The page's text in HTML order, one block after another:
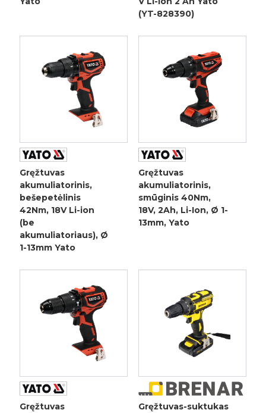
(YT-828390)
Gręžtuvas
akumuliatorinis,
bešepetėlinis
42Nm, 18V Li-ion
(be
akumuliatoriaus), Ø
1-13mm Yato
Gręžtuvas
akumuliatorinis,
smūginis 40Nm,
18V, 2Ah, Li-Ion, Ø 1-
13mm, Yato
Gręžtuvas
Gręžtuvas-suktukas